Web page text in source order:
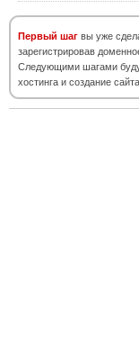
Первый шаг вы уже
зарегистрировав
Следующими шагами
хостинга и создание сайта.